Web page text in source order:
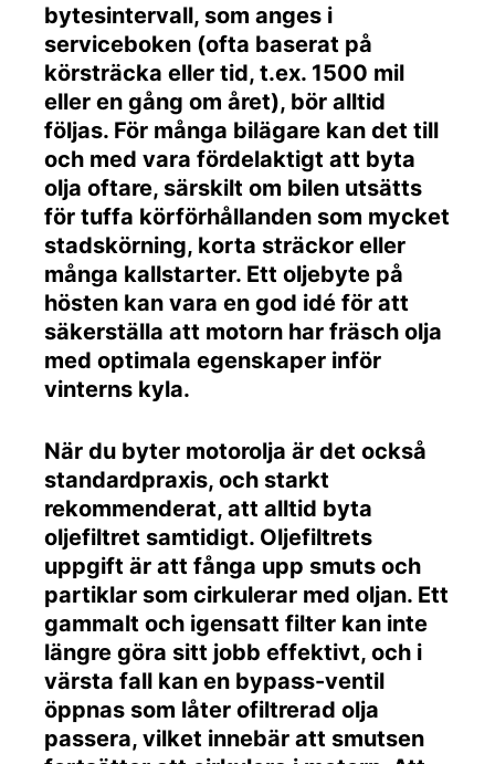
bytesintervall, som anges i
serviceboken (ofta baserat på
körsträcka eller tid, t.ex. 1500 mil
eller en gång om året), bör alltid
följas. För många bilägare kan det till
och med vara fördelaktigt att byta
olja oftare, särskilt om bilen utsätts
för tuffa körförhållanden som mycket
stadskörning, korta sträckor eller
många kallstarter. Ett oljebyte på
hösten kan vara en god idé för att
säkerställa att motorn har fräsch olja
med optimala egenskaper inför
vinterns kyla.
När du byter motorolja är det också
standardpraxis, och starkt
rekommenderat, att alltid byta
oljefiltret samtidigt. Oljefiltrets
uppgift är att fånga upp smuts och
partiklar som cirkulerar med oljan. Ett
gammalt och igensatt filter kan inte
längre göra sitt jobb effektivt, och i
värsta fall kan en bypass-ventil
öppnas som låter ofiltrerad olja
passera, vilket innebär att smutsen